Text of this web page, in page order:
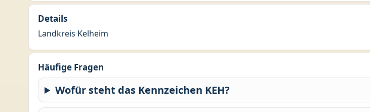
Details
Landkreis Kelheim
Häufige Fragen
Wofür steht das Kennzeichen KEH?